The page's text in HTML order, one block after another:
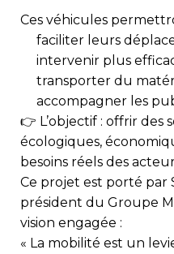
Ces véhicules
faciliter leurs
intervenir plus
transporter du
accompagner les
👉 L’objectif : offrir des
écologiques,
besoins réels des
Ce projet est porté par
président du Groupe
vision engagée :
« La mobilité est un